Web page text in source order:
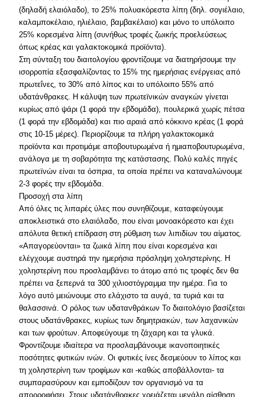
(δηλαδή ελαιόλαδο), το 25% πολυακόρεστα λίπη (δηλ. σογιέλαιο,
καλαμποκέλαιο, ηλιέλαιο, βαμβακέλαιο) και μόνο το υπόλοιπο
25% κορεσμένα λίπη (συνήθως τροφές ζωικής προελεύσεως
όπως κρέας και γαλακτοκομικά προϊόντα).
Στη σύνταξη του διαιτολογίου φροντίζουμε να διατηρήσουμε την
ισορροπία εξασφαλίζοντας το 15% της ημερήσιας ενέργειας από
πρωτεΐνες, το 30% από λίπος και το υπόλοιπο 55% από
υδατάνθρακες. H κάλυψη των πρωτεϊνικών αναγκών γίνεται
κυρίως από ψάρι (1 φορά την εβδομάδα), πουλερικά χωρίς πέτσα
(1 φορά την εβδομάδα) και πιο αραιά από κόκκινο κρέας (1 φορά
στις 10-15 μέρες). Περιορίζουμε τα πλήρη γαλακτοκομικά
προϊόντα και προτιμάμε αποβουτυρωμένα ή ημιαποβουτυρωμένα,
ανάλογα με τη σοβαρότητα της κατάστασης. Πολύ καλές πηγές
πρωτεϊνών είναι τα όσπρια, τα οποία πρέπει να καταναλώνουμε
2-3 φορές την εβδομάδα.
Προσοχή στα λίπη
Από όλες τις λιπαρές ύλες που συνηθίζουμε, καταφεύγουμε
αποκλειστικά στο ελαιόλαδο, που είναι μονοακόρεστο και έχει
απόλυτα θετική επίδραση στη ρύθμιση των λιπιδίων του αίματος.
«Απαγορεύονται» τα ζωικά λίπη που είναι κορεσμένα και
ελέγχουμε αυστηρά την ημερήσια πρόσληψη χοληστερίνης. H
χοληστερίνη που προσλαμβάνει το άτομο από τις τροφές δεν θα
πρέπει να ξεπερνά τα 300 χιλιοστόγραμμα την ημέρα. Για το
λόγο αυτό μειώνουμε στο ελάχιστο τα αυγά, τα τυριά και τα
θαλασσινά. O ρόλος των υδατανθράκων Το διαιτολόγιο βασίζεται
στους υδατάνθρακες, κυρίως των δημητριακών, των λαχανικών
και των φρούτων. Αποφεύγουμε τη ζάχαρη και τα γλυκά.
Φροντίζουμε ιδιαίτερα να προσλαμβάνουμε ικανοποιητικές
ποσότητες φυτικών ινών. Oι φυτικές ίνες δεσμεύουν το λίπος και
τη χοληστερίνη των τροφίμων και -καθώς αποβάλλονται- τα
συμπαρασύρουν και εμποδίζουν τον οργανισμό να τα
απορροφήσει. Στους υδατάνθρακες χρειάζεται μεγάλη αίσθηση